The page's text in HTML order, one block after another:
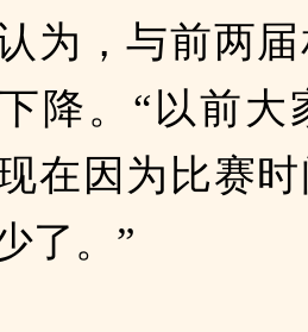
为，与前两
降。“以前大
在因为比赛
了。”